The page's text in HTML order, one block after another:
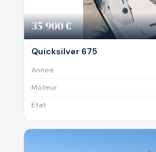
35 900 €
Quicksilver 675
Annee
Moteur
Etat